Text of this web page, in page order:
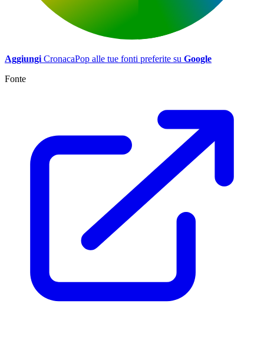
Aggiungi CronacaPop alle tue fonti preferite su Google
Fonte